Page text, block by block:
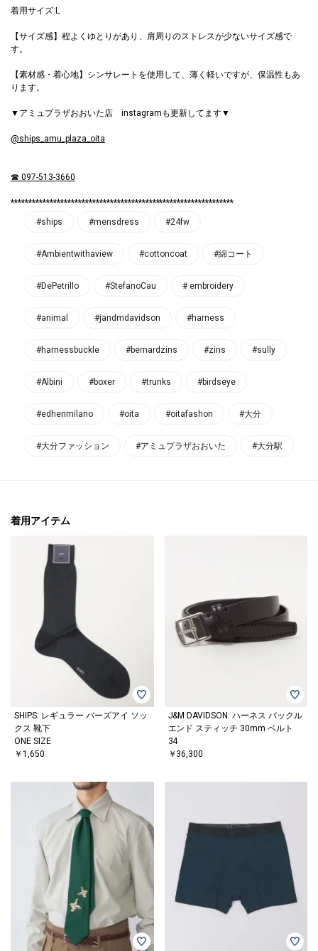
着用サイズ:L
【サイズ感】程よくゆとりがあり、肩周りのストレスが少ないサイズ感で
す。
【素材感・着心地】シンサレートを使用して、薄く軽いですが、保温性もあ
ります。
▼アミュプラザおおいた店 instagramも更新してます▼
@ships_amu_plaza_oita
☎ 097-513-3660
***************************************************************
#ships
#mensdress #24fw
#Ambientwithaview #cottoncoat #綿コート
#DePetrillo #StefanoCau # embroidery
#animal #jandmdavidson #harness
#harnessbuckle #bernardzins #zins #sully
#Albini #boxer #trunks #birdseye
#edhenmilano #oita #oitafashon #大分
#大分ファッション #アミュプラザおおいた #大分駅
着用アイテム
SHIPS: レギュラー バーズアイ ソッ
クス 靴下
ONE SIZE
￥1,650
J&M DAVIDSON: ハーネス バックル
エンド スティッチ 30mm ベルト
34
￥36,300